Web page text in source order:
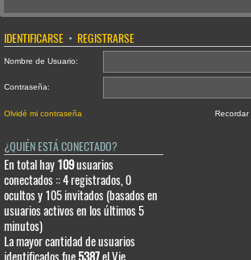
IDENTIFICARSE • REGISTRARSE
Nombre de Usuario:
Contraseña:
Olvidé mi contraseña Recordar
¿QUIÉN ESTÁ CONECTADO?
En total hay 109usuarios
conectados :: 4 registrados, 0
ocultos y 105 invitados (basados en
usuarios activos en los últimos 5
minutos)
La mayor cantidad de usuarios